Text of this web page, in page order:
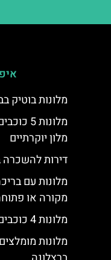
מלונות בוטיק
מלונות
מלון יוקרתיים
דירות להשכרה
מלונות עם
מקורה או
מלונות 4 כוכבים בברצלונה
מלונות